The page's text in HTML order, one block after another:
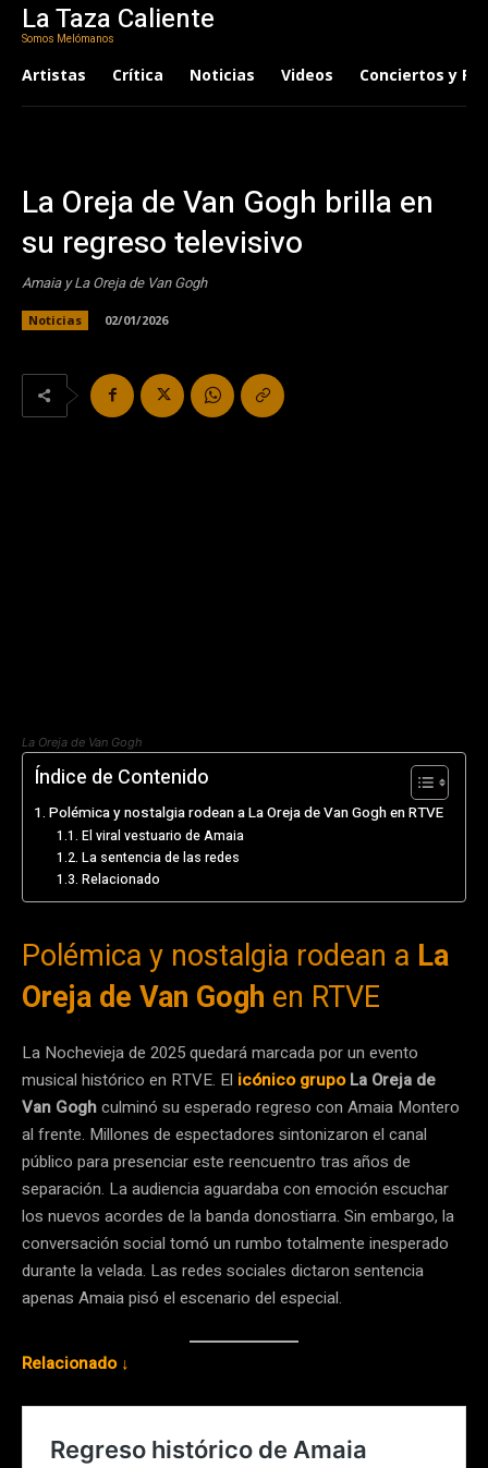
La Taza Caliente
Somos Melómanos
Artistas Crítica Noticias Videos Conciertos y
La Oreja de Van Gogh brilla en
su regreso televisivo
Amaia y La Oreja de Van Gogh
Noticias 02/01/2026
La Oreja de Van Gogh
Índice de Contenido
Polémica y nostalgia rodean a La Oreja de Van Gogh en RTVE
El viral vestuario de Amaia
La sentencia de las redes
Relacionado
Polémica y nostalgia rodean a La
Oreja de Van Gogh en RTVE
La Nochevieja de 2025 quedará marcada por un evento
musical histórico en RTVE. El icónico grupo La Oreja de
Van Goghculminó su esperado regreso con Amaia Montero
al frente. Millones de espectadores sintonizaron el canal
público para presenciar este reencuentro tras años de
separación. La audiencia aguardaba con emoción escuchar
los nuevos acordes de la banda donostiarra. Sin embargo, la
conversación social tomó un rumbo totalmente inesperado
durante la velada. Las redes sociales dictaron sentencia
apenas Amaia pisó el escenario del especial.
Relacionado ↓